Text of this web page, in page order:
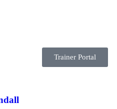
Trainer Portal